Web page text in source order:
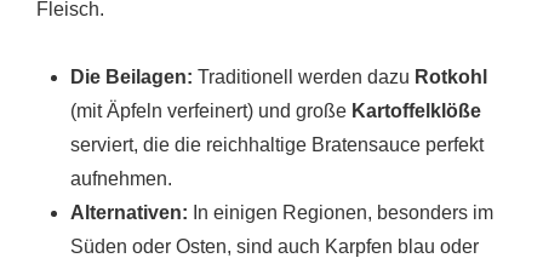
Fleisch.
Die Beilagen: Traditionell werden dazu Rotkohl
(mit Äpfeln verfeinert) und große Kartoffelklöße
serviert, die die reichhaltige Bratensauce perfekt
aufnehmen.
Alternativen: In einigen Regionen, besonders im
Süden oder Osten, sind auch Karpfen blau oder